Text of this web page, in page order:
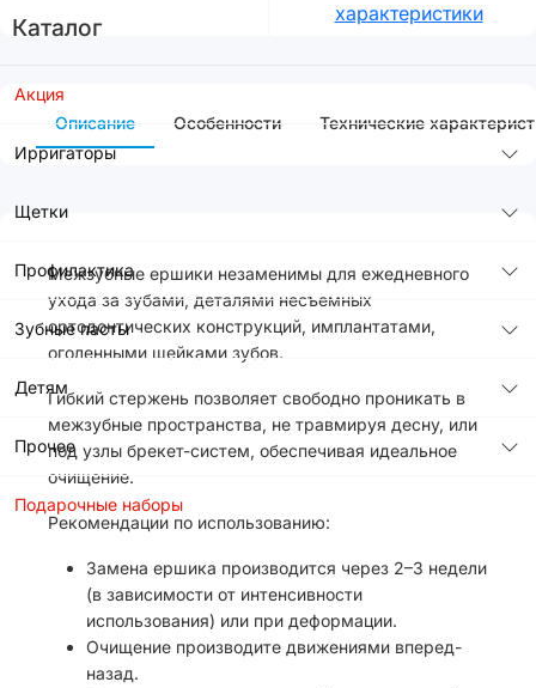
Каталог
Акция
Ирригаторы
Щетки
Профилактика
Зубные пасты
Детям
Прочее
Подарочные наборы
характеристики
Описание Особенности Технические
Межзубные ершики незаменимы для ежедневного
ухода за зубами, деталями несъемных
ортодонтических конструкций, имплантатами,
оголенными шейками зубов.
Гибкий стержень позволяет свободно проникать в
межзубные пространства, не травмируя десну, или
под узлы брекет-систем, обеспечивая идеальное
очищение.
Рекомендации по использованию:
Замена ершика производится через 2–3 недели
(в зависимости от интенсивности
использования) или при деформации.
Очищение производите движениями вперед-
назад.